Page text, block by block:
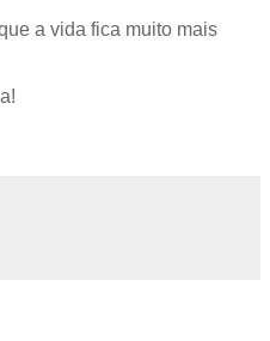
a vida fica muito mais